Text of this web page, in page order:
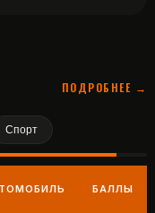
ПОДРОБНЕЕ →
Спорт
БАЛЛЫ